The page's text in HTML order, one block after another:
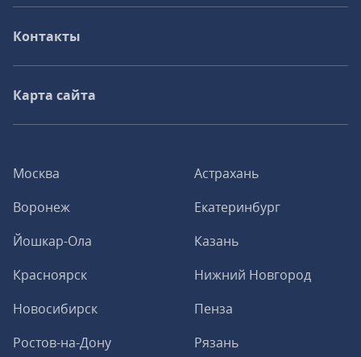
Москва
Астрахань
Воронеж
Екатеринбург
Йошкар-Ола
Казань
Красноярск
Нижний Новгород
Новосибирск
Пенза
Ростов-на-Дону
Рязань
Контакты
Карта сайта